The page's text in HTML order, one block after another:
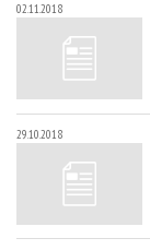
02.11.2018
29.10.2018